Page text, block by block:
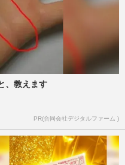
号
ム」の実態》入居一時金
の棲家”の魅力と注意点
イント…
日・5月5日号
ダイエット・節約は「意
“習慣化…
日号 2026/4/19
、教えます
PR(合同会社デジタルファーム )